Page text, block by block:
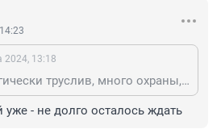
2024, 13:18
Сложно. Патологически труслив, много охраны, контактирует с очень узким кругом лиц.
уже - не долго осталось ждать